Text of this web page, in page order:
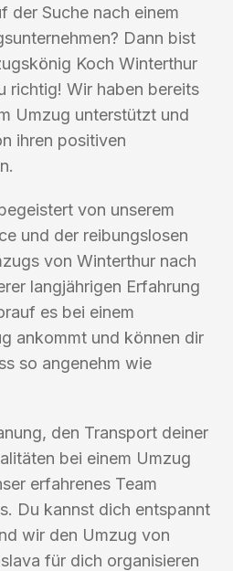
der Suche nach einem
Dann bist
Koch Winterthur
richtig! Wir haben bereits
Umzug unterstützt und
ihren positiven
von unserem
und der reibungslosen
von Winterthur nach
langjährigen Erfahrung
es bei einem
ankommt und können dir
so angenehm wie
den Transport deiner
bei einem Umzug
erfahrenes Team
Du kannst dich entspannt
wir den Umzug von
für dich organisieren